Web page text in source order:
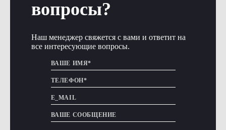
вопросы?
Наш менеджер свяжется с вами и ответит на
все интересующие вопросы.